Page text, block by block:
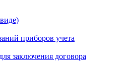
приборов учета
заключения договора